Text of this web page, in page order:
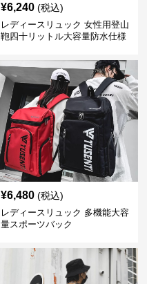
¥6,240 (税込)
レディースリュック 女性用登山
鞄四十リットル大容量防水仕様
¥6,480 (税込)
レディースリュック 多機能大容
量スポーツバック